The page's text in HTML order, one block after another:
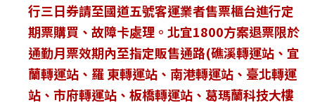
行三日券請至國道五號客運業者售票櫃台進行定
期票購買、故障卡處理。北宜1800方案退票限於
通勤月票效期內至指定販售通路(礁溪轉運站、宜
蘭轉運站、羅 東轉運站、南港轉運站、臺北轉運
站、市府轉運站、板橋轉運站、葛瑪蘭科技大樓